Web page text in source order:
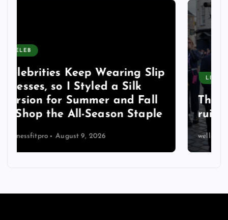
LIFESTYLE
The Church of England’s
ruinous reparations racket
wellnessfitpro August 9, 2026